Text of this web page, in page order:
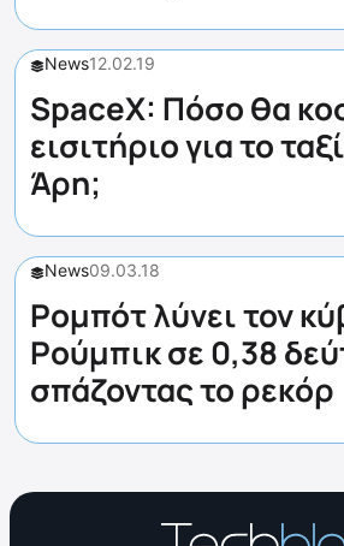
News12.02.19
SpaceX: Πόσο θα
εισιτήριο για το
Άρη;
News09.03.18
Ρομπότ λύνει τον
Ρούμπικ σε 0,38
σπάζοντας το ρεκόρ